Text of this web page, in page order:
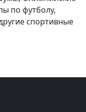
по футболу,
спортивные